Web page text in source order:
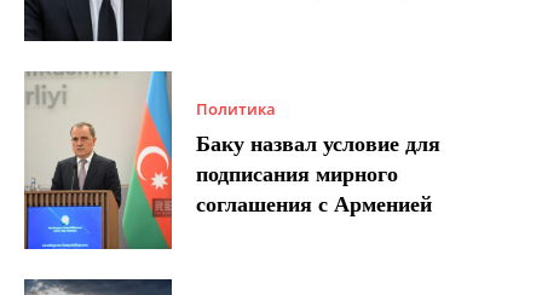
Политика
Баку назвал условие для
подписания мирного
соглашения с Арменией